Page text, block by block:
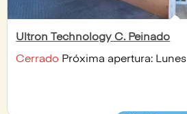
Ultron Technology C. Peinado
Cerrado Próxima apertura: Lunes